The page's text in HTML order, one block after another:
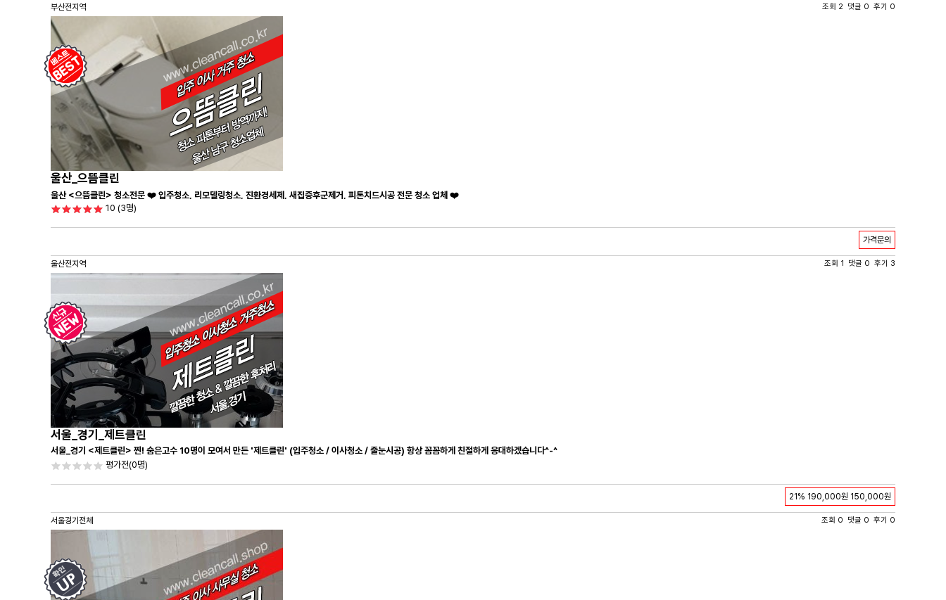
부산전지역 조회 2 댓글 0 후기 0
울산_으뜸클린
울산 <으뜸클린> 청소전문 ❤️ 입주청소, 리모델링청소, 진환경세제, 새집증후군제거, 피톤치드시공 전문 청소 업체 ❤️
10 (3명)
가격문의
울산전지역 조회 1 댓글 0 후기 3
서울_경기_제트클린
서울_경기 <제트클린> 찐! 숨은고수 10명이 모여서 만든 '제트클린' (입주청소 / 이사청소 / 줄눈시공) 항상 꼼꼼하게 친절하게 응대하겠습니다^-^
평가전(0명)
21% 190,000원 150,000원
서울경기전체 조회 0 댓글 0 후기 0